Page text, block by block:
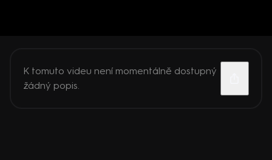
K tomuto videu není momentálně dostupný
žádný popis.